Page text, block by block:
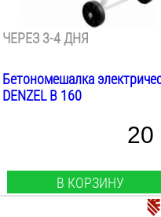
ЧЕРЕЗ 3-4 ДНЯ
Бетономешалка
DENZEL B 160
20
В КОРЗИНУ